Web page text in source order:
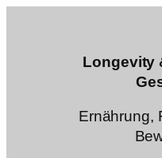
Longevity
Ernährung,